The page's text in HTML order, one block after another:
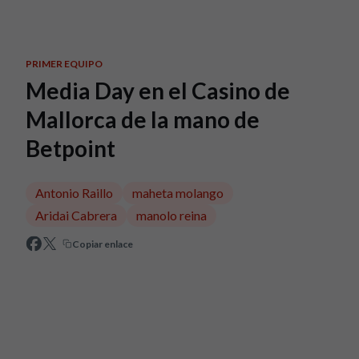
PRIMER EQUIPO
Media Day en el Casino de
Mallorca de la mano de
Betpoint
Antonio Raillo
maheta molango
Aridai Cabrera
manolo reina
Copiar enlace